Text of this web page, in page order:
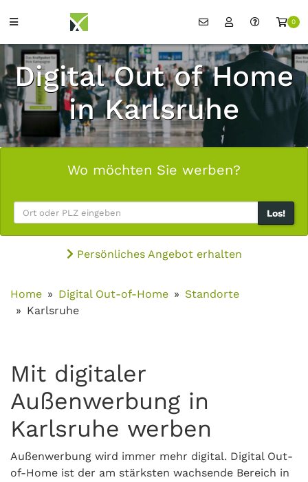
0
Digital Out of Home
in Karlsruhe
Wo möchten Sie werben?
Los!
Persönliches Angebot erhalten
Home Digital Out-of-Home
Standorte
Karlsruhe
Mit digitaler
Außenwerbung in
Karlsruhe werben
Außenwerbung wird immer mehr digital. Digital Out-
of-Home ist der am stärksten wachsende Bereich in